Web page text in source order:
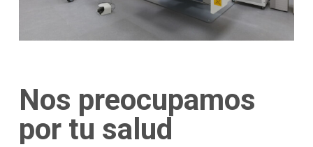
Nos preocupamos
por tu salud